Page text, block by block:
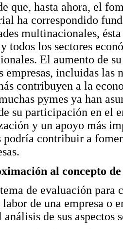
que, hasta ahora, el
ha correspondido
multinacionales,
todos los sectores
El aumento de
empresas, incluidas las
contribuyen a la
pymes ya han
su participación en el
y un apoyo más
podría contribuir a
al concepto
de evaluación para
de una empresa o
de sus aspectos